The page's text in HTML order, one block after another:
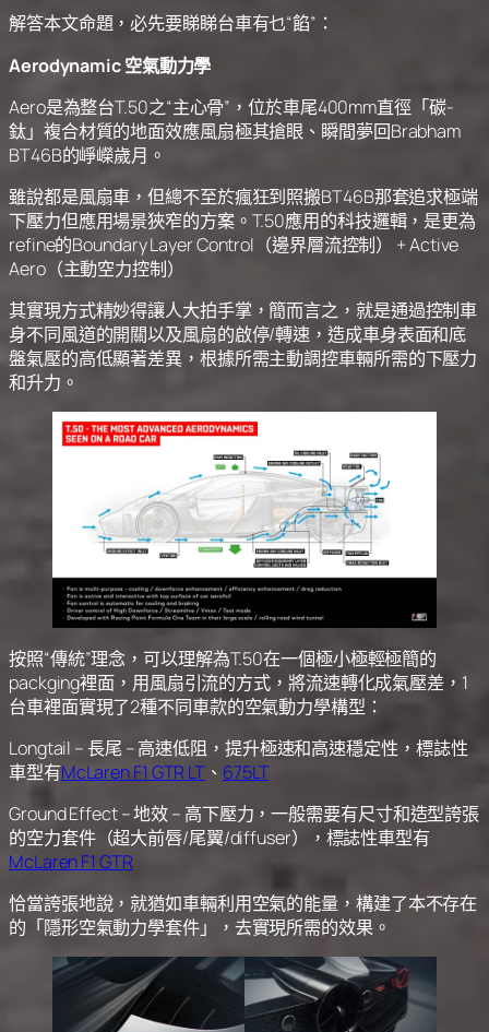
解答本文命題，必先要睇睇台車有乜“餡”：
Aerodynamic 空氣動力學
Aero是為整台T.50之“主心骨”，位於車尾400mm直徑「碳-
鈦」複合材質的地面效應風扇極其搶眼、瞬間夢回Brabham
BT46B的崢嶸歲月。
雖說都是風扇車，但總不至於瘋狂到照搬BT46B那套追求極端
下壓力但應用場景狹窄的方案。T.50應用的科技邏輯，是更為
refine的Boundary Layer Control（邊界層流控制） + Active
Aero（主動空力控制）
其實現方式精妙得讓人大拍手掌，簡而言之，就是通過控制車
身不同風道的開關以及風扇的啟停/轉速，造成車身表面和底
盤氣壓的高低顯著差異，根據所需主動調控車輛所需的下壓力
和升力。
按照“傳統”理念，可以理解為T.50在一個極小極輕極簡的
packging裡面，用風扇引流的方式，將流速轉化成氣壓差，1
台車裡面實現了2種不同車款的空氣動力學構型：
Longtail – 長尾 – 高速低阻，提升極速和高速穩定性，標誌性
車型有McLaren F1 GTR LT 、 675LT
Ground Effect – 地效 – 高下壓力，一般需要有尺寸和造型誇張
的空力套件（超大前唇/尾翼/diffuser），標誌性車型有
McLaren F1 GTR
恰當誇張地說，就猶如車輛利用空氣的能量，構建了本不存在
的「隱形空氣動力學套件」，去實現所需的效果。